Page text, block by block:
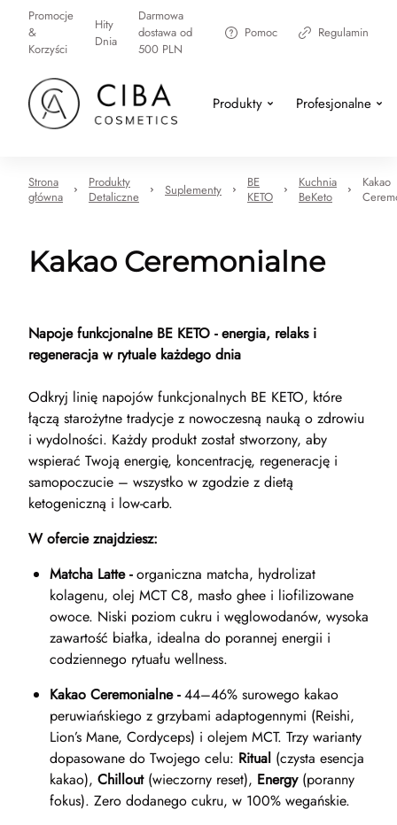
Promocje
&
Korzyści
Hity
Dnia
Darmowa
dostawa od
500 PLN
Pomoc Regulamin
Produkty Profesjonalne
Strona
główna
Produkty
Detaliczne
Suplementy
BE
KETO
Kuchnia
BeKeto
Kakao
Kakao Ceremonialne
Napoje funkcjonalne BE KETO - energia, relaks i
regeneracja w rytuale każdego dnia
Odkryj linię napojów funkcjonalnych BE KETO, które
łączą starożytne tradycje z nowoczesną nauką o zdrowiu
i wydolności. Każdy produkt został stworzony, aby
wspierać Twoją energię, koncentrację, regenerację i
samopoczucie – wszystko w zgodzie z dietą
ketogeniczną i low-carb.
W ofercie znajdziesz:
Matcha Latte -organiczna matcha, hydrolizat
kolagenu, olej MCT C8, masło ghee i liofilizowane
owoce. Niski poziom cukru i węglowodanów, wysoka
zawartość białka, idealna do porannej energii i
codziennego rytuału wellness.
Kakao Ceremonialne -44–46% surowego kakao
peruwiańskiego z grzybami adaptogennymi (Reishi,
Lion’s Mane, Cordyceps) i olejem MCT. Trzy warianty
dopasowane do Twojego celu: Ritual (czysta esencja
kakao), Chillout(wieczorny reset), Energy(poranny
fokus). Zero dodanego cukru, w 100% wegańskie.